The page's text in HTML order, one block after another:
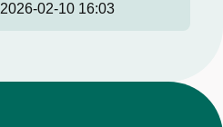
2026-02-10 16:03